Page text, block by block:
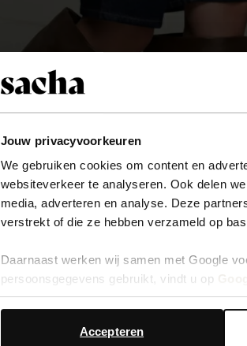
Jouw privacyvoorkeuren
We gebruiken cookies om content en
websiteverkeer te analyseren. Ook delen
media, adverteren en analyse. Deze
verstrekt of die ze hebben verzameld op
Daarnaast werken wij samen met Google
persoonsgegevens gebruikt, vindt u op
Accepteren